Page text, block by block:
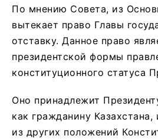
По мнению Совета, из
вытекает право Главы
отставку. Данное право
президентской формы
конституционного статуса
Оно принадлежит
как гражданину
из других положений